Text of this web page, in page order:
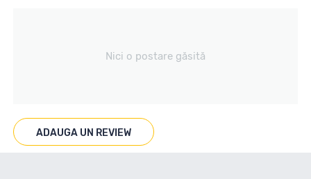
Marcaje
Nici o postare găsită
ADAUGA UN REVIEW